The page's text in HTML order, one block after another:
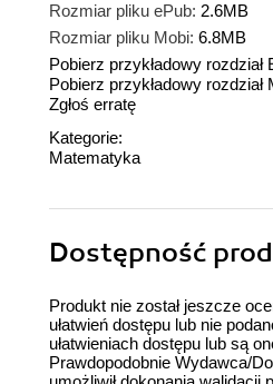
Rozmiar pliku ePub: 2.6MB
Rozmiar pliku Mobi: 6.8MB
Pobierz przykładowy rozdział
Pobierz przykładowy rozdział
Zgłoś erratę
Kategorie:
Matematyka
Dostępność
Produkt nie został jeszcze
ułatwień dostępu lub nie
ułatwieniach dostępu lub są
Prawdopodobnie Wydawca/